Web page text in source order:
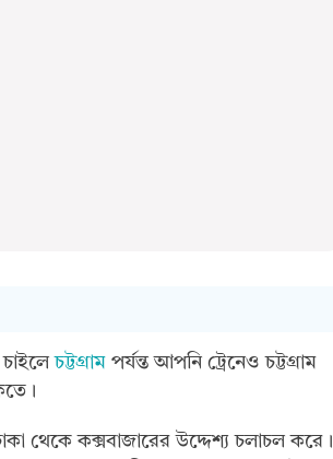
চট্টগ্রাম পর্যন্ত আপনি ট্রেনেও চট্টগ্রাম
থেকে কক্সবাজারের উদ্দেশ্য চলাচল করে।